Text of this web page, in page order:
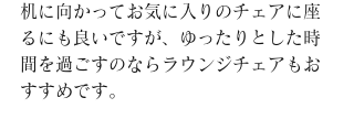
机に向かってお気に入りのチェアに座
るにも良いですが、ゆったりとした時
間を過ごすのならラウンジチェアもお
すすめです。